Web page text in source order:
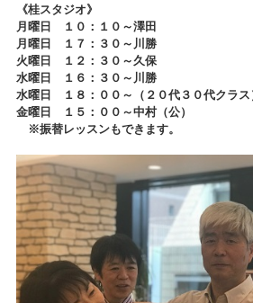
《桂スタジオ》
月曜日 １０：１０～澤田
月曜日 １７：３０～川勝
火曜日 １２：３０～久保
水曜日 １６：３０～川勝
水曜日 １８：００～（２０代３０代クラス
金曜日 １５：００～中村（公）
※振替レッスンもできます。